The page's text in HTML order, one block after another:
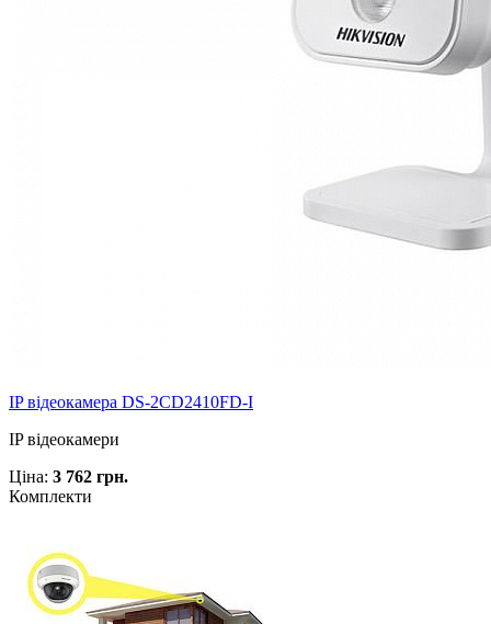
IP відеокамера DS-2CD2410FD-I
IP відеокамери
Ціна: 3 762 грн.
Комплекти